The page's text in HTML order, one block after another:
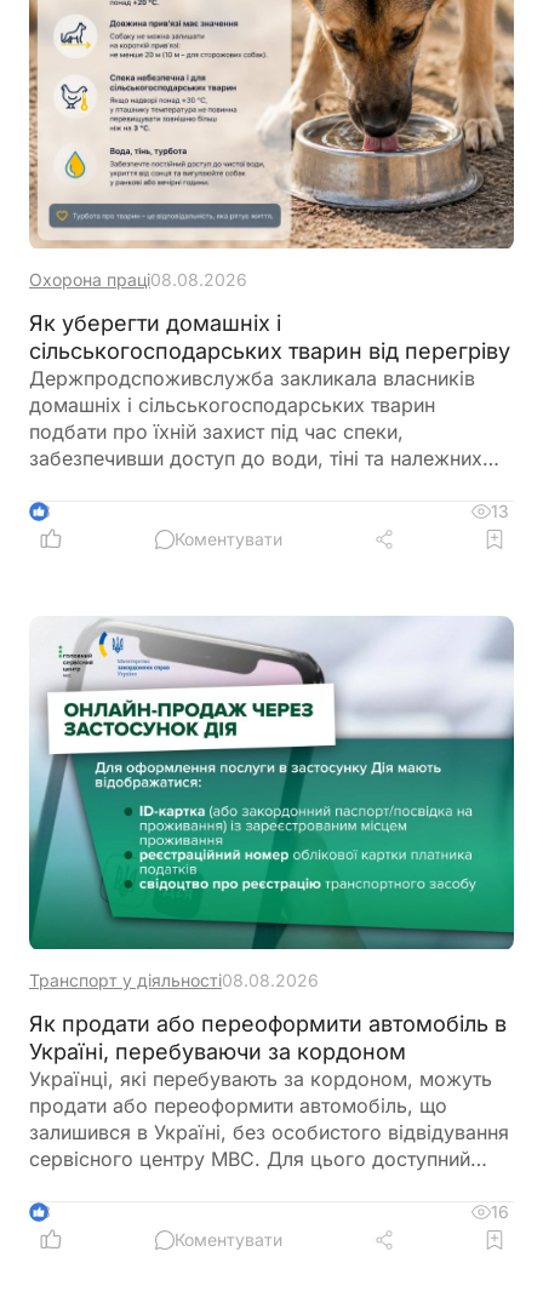
Охорона праці08.08.2026
Як уберегти домашніх і
сільськогосподарських тварин від перегріву
Держпродспоживслужба закликала власників
домашніх і сільськогосподарських тварин
подбати про їхній захист під час спеки,
забезпечивши доступ до води, тіні та належних
заборону залишати тварин у зачинених
автомобілях або на прив’язі під прямим сонячним
3
13
Коментувати
Транспорт у діяльності08.08.2026
Як продати або переоформити автомобіль в
Україні, перебуваючи за кордоном
Українці, які перебувають за кордоном, можуть
продати або переоформити автомобіль, що
залишився в Україні, без особистого відвідування
сервісного центру МВС. Для цього доступний
довіреності на уповноваженого представника
3
16
Коментувати